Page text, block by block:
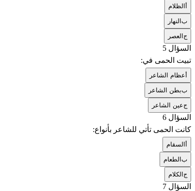
أ الظلام
ب النهار
ج العصر
السؤال 5
تبيت الحمى في:
أعظام الشاعر
ببطن الشاعر
جعين الشاعر
السؤال 6
كانت الحمى تأتي للشاعر بأنواع:
أ السقام
ب الطعام
ج الكلام
السؤال 7